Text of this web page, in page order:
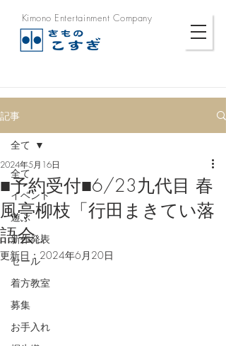
Kimono Entertainment Company
記事
全て
イベント
遊ぶ
新作発表
セール
着方教室
募集
お手入れ
全て
■予約受付■6/23九代目 春
風亭柳枝「行田まきてい落
語会」
2024年5月16日
更新日： 2024年6月20日